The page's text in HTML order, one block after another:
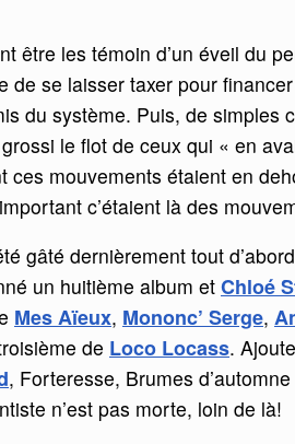
être les témoin d’un éveil du
de se laisser taxer pour
du système. Puis, de simples
le flot de ceux qui « en
ces mouvements étaient en
c’étaient là des
gâté dernièrement tout
un huitième album etChloé
Mes Aïeux, Mononc’ Serge,
de Loco Locass.
, Forteresse, Brumes
n’est pas morte, loin de là!